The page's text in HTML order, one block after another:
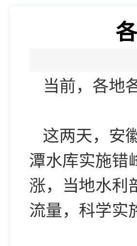
当前，各地
这两天，安
潭水库实施错
涨，当地水利
流量，科学实